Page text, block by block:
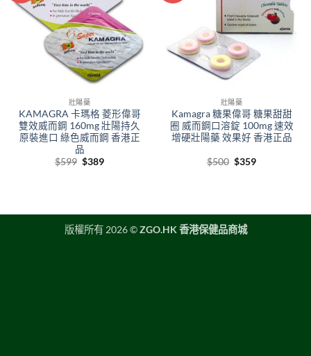
壯陽藥
KAMAGRA 卡瑪格 菱形偉哥
雙效威而鋼 160mg 壯陽持久
原裝進口 綠色威而鋼 香港正
品
$599 Original
$389Current
壯陽藥
Kamagra 糖果偉哥 糖果甜甜
圈 威而鋼口溶錠 100mg 速效
增硬壯陽藥 效果好 香港正品
$500 Original
$359Current
版權所有 2026 ©ZGO.HK 香港保健品商城